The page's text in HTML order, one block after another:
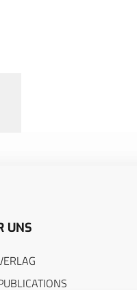
UNS